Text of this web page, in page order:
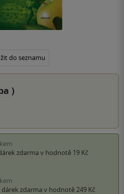
do seznamu
)
zdarma v hodnotě 19 Kč
dárek zdarma v hodnotě 249 Kč